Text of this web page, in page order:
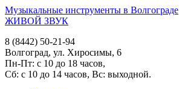
Музыкальные инструменты в Волгограде
ЖИВОЙ ЗВУК
8 (8442) 50-21-94
Волгоград, ул. Хиросимы, 6
Пн-Пт: с 10 до 18 часов,
Сб: с 10 до 14 часов, Вс: выходной.